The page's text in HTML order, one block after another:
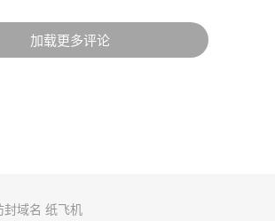
加载更多评论
封域名 纸飞机